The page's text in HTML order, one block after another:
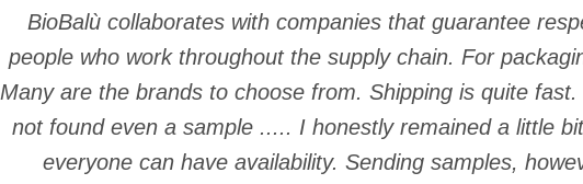
BioBalù collaborates with companies that guarantee
people who work throughout the supply chain. For
Many are the brands to choose from. Shipping is quite
not found even a sample ..... I honestly remained a little
everyone can have availability. Sending samples,